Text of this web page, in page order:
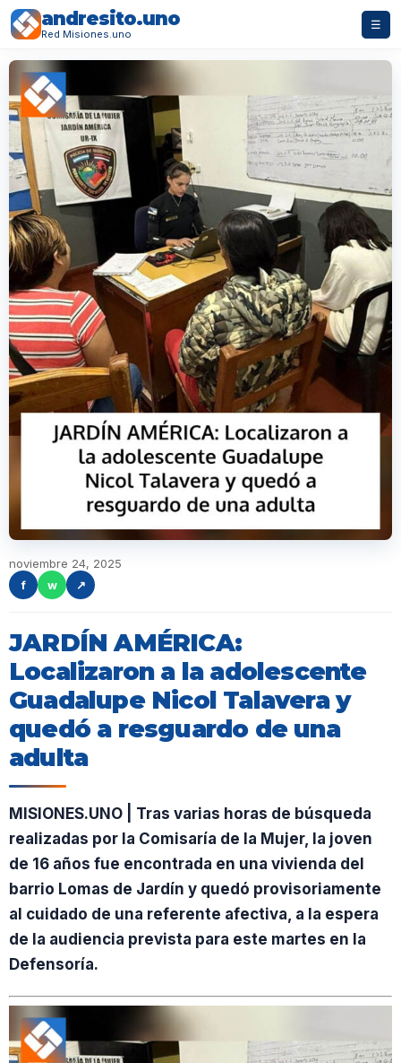
andresito.uno
Red Misiones.uno
☰
noviembre 24, 2025
f
w ↗
JARDÍN AMÉRICA:
Localizaron a la adolescente
Guadalupe Nicol Talavera y
quedó a resguardo de una
adulta
MISIONES.UNO | Tras varias horas de búsqueda
realizadas por la Comisaría de la Mujer, la joven
de 16 años fue encontrada en una vivienda del
barrio Lomas de Jardín y quedó provisoriamente
al cuidado de una referente afectiva, a la espera
de la audiencia prevista para este martes en la
Defensoría.